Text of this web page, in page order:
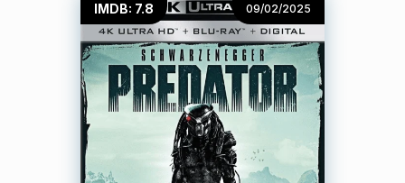
IMDB: 7.8 09/02/2025